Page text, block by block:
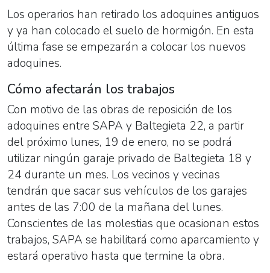
Los operarios han retirado los adoquines antiguos
y ya han colocado el suelo de hormigón. En esta
última fase se empezarán a colocar los nuevos
adoquines.
Cómo afectarán los trabajos
Con motivo de las obras de reposición de los
adoquines entre SAPA y Baltegieta 22, a partir
del próximo lunes, 19 de enero, no se podrá
utilizar ningún garaje privado de Baltegieta 18 y
24 durante un mes. Los vecinos y vecinas
tendrán que sacar sus vehículos de los garajes
antes de las 7:00 de la mañana del lunes.
Conscientes de las molestias que ocasionan estos
trabajos, SAPA se habilitará como aparcamiento y
estará operativo hasta que termine la obra.